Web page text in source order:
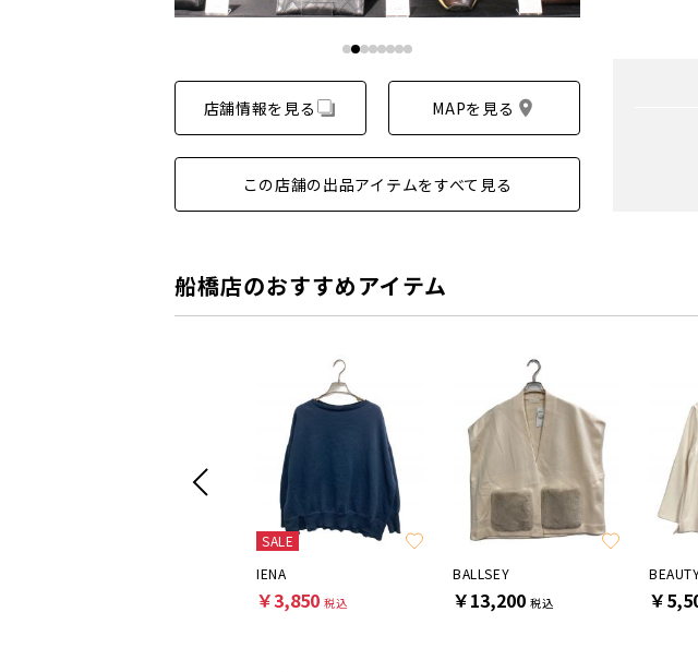
店舗情報を見る MAPを見る
この店舗の出品アイテムをすべて見る
船橋店のおすすめアイテム
SALE
IENA
￥3,850 税込
BALLSEY
￥13,200 税込 ￥